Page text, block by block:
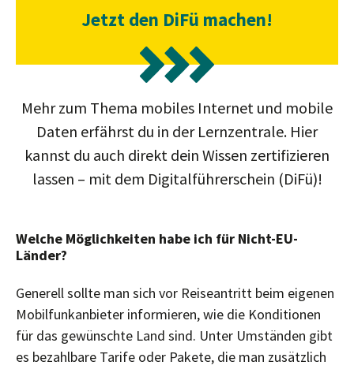
Jetzt den DiFü machen!
Mehr zum Thema mobiles Internet und mobile
Daten erfährst du in der Lernzentrale. Hier
kannst du auch direkt dein Wissen zertifizieren
lassen – mit dem Digitalführerschein (DiFü)!
Welche Möglichkeiten habe ich für Nicht-EU-
Länder?
Generell sollte man sich vor Reiseantritt beim eigenen
Mobilfunkanbieter informieren, wie die Konditionen
für das gewünschte Land sind. Unter Umständen gibt
es bezahlbare Tarife oder Pakete, die man zusätzlich